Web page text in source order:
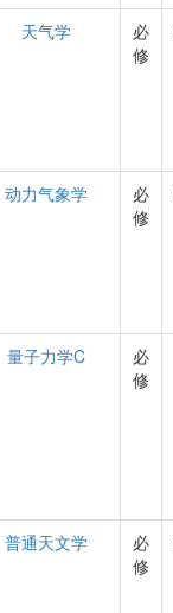
天气学
必
修
动力气象学
必
修
量子力学C
必
修
普通天文学
必
修